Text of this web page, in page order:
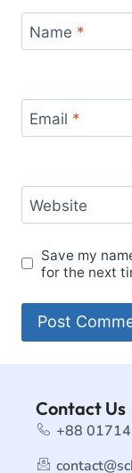
Name *
Email *
Website
Save my
for the next
Contact Us
+88